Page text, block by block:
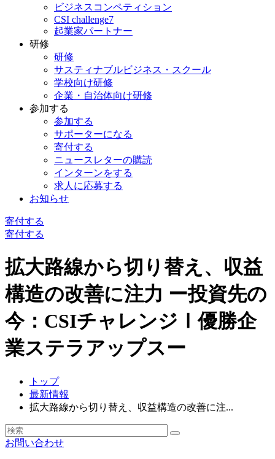
ビジネスコンペティション
CSI challenge7
起業家パートナー
研修
研修
サスティナブルビジネス・スクール
学校向け研修
企業・自治体向け研修
参加する
参加する
サポーターになる
寄付する
ニュースレターの購読
インターンをする
求人に応募する
お知らせ
寄付する
寄付する
拡大路線から切り替え、収益
構造の改善に注力 ー投資先の
今：CSIチャレンジⅠ優勝企
業ステラアップスー
トップ
最新情報
拡大路線から切り替え、収益構造の改善に注...
お問い合わせ